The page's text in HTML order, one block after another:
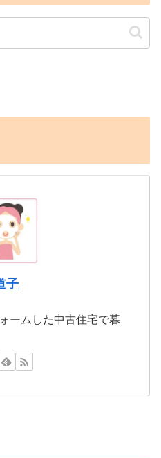
子
ームした中古住宅で暮